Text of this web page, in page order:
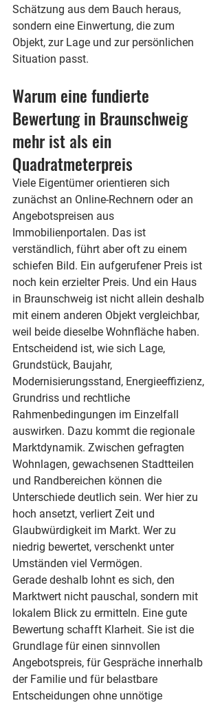
Schätzung aus dem Bauch heraus,
sondern eine Einwertung, die zum
Objekt, zur Lage und zur persönlichen
Situation passt.
Warum eine fundierte
Bewertung in Braunschweig
mehr ist als ein
Quadratmeterpreis
Viele Eigentümer orientieren sich
zunächst an Online-Rechnern oder an
Angebotspreisen aus
Immobilienportalen. Das ist
verständlich, führt aber oft zu einem
schiefen Bild. Ein aufgerufener Preis ist
noch kein erzielter Preis. Und ein Haus
in Braunschweig ist nicht allein deshalb
mit einem anderen Objekt vergleichbar,
weil beide dieselbe Wohnfläche haben.
Entscheidend ist, wie sich Lage,
Grundstück, Baujahr,
Modernisierungsstand, Energieeffizienz,
Grundriss und rechtliche
Rahmenbedingungen im Einzelfall
auswirken. Dazu kommt die regionale
Marktdynamik. Zwischen gefragten
Wohnlagen, gewachsenen Stadtteilen
und Randbereichen können die
Unterschiede deutlich sein. Wer hier zu
hoch ansetzt, verliert Zeit und
Glaubwürdigkeit im Markt. Wer zu
niedrig bewertet, verschenkt unter
Umständen viel Vermögen.
Gerade deshalb lohnt es sich, den
Marktwert nicht pauschal, sondern mit
lokalem Blick zu ermitteln. Eine gute
Bewertung schafft Klarheit. Sie ist die
Grundlage für einen sinnvollen
Angebotspreis, für Gespräche innerhalb
der Familie und für belastbare
Entscheidungen ohne unnötige